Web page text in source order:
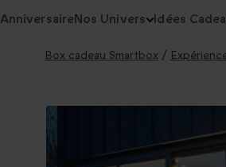
AnniversaireNos Univers Idées
Box cadeau Smartbox /